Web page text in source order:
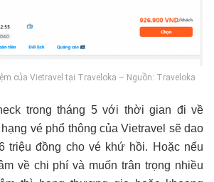
của Vietravel tại Traveloka – Nguồn: Traveloka
trong tháng 5 với thời gian đi về
vé phổ thông của Vietravel sẽ dao
triệu đồng cho vé khứ hồi. Hoặc nếu
về chi phí và muốn trân trọng nhiều